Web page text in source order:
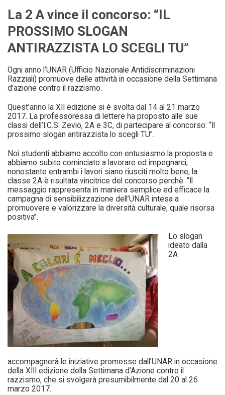
La 2 A vince il concorso: “IL
PROSSIMO SLOGAN
ANTIRAZZISTA LO SCEGLI TU”
Ogni anno l’UNAR (Ufficio Nazionale Antidiscriminazioni
Razziali) promuove delle attività in occasione della Settimana
d’azione contro il razzismo.
Quest’anno la XII edizione si è svolta dal 14 al 21 marzo
2017. La professoressa di lettere ha proposto alle sue
classi dell’I.C.S. Zevio, 2A e 3C, di partecipare al concorso: “Il
prossimo slogan antirazzista lo scegli TU”.
Noi studenti abbiamo accolto con entusiasmo la proposta e
abbiamo subito cominciato a lavorare ed impegnarci;
nonostante entrambi i lavori siano riusciti molto bene, la
classe 2A è risultata vincitrice del concorso perchè: “Il
messaggio rappresenta in maniera semplice ed efficace la
campagna di sensibilizzazione dell’UNAR intesa a
promuovere e valorizzare la diversità culturale, quale risorsa
positiva”.
Lo slogan
ideato dalla
2A
accompagnerà le iniziative promosse dall’UNAR in occasione
della XIII edizione della Settimana d’Azione contro il
razzismo, che si svolgerà presumibilmente dal 20 al 26
marzo 2017.